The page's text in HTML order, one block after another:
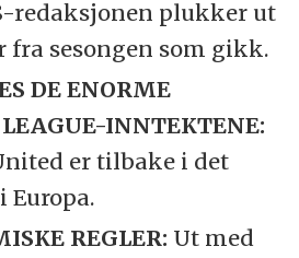
redaksjonen plukker ut
fra sesongen som gikk.
DE ENORME
INNTEKTENE:
er tilbake i det
Europa.
REGLER: Ut med